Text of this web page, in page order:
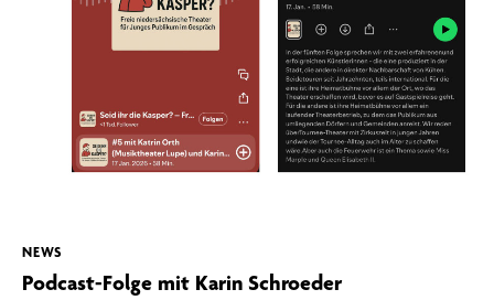
NEWS
Podcast-Folge mit Karin Schroeder